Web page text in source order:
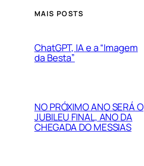
MAIS POSTS
ChatGPT, IA e a “Imagem
da Besta”
NO PRÓXIMO ANO SERÁ O
JUBILEU FINAL, ANO DA
CHEGADA DO MESSIAS